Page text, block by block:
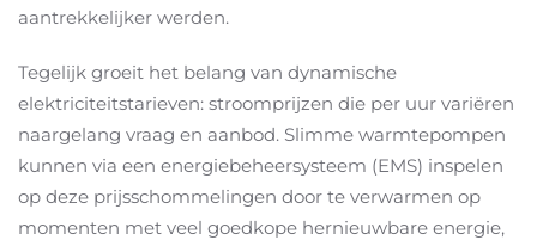
aantrekkelijker werden.
Tegelijk groeit het belang van dynamische
elektriciteitstarieven: stroomprijzen die per uur variëren
naargelang vraag en aanbod. Slimme warmtepompen
kunnen via een energiebeheersysteem (EMS) inspelen
op deze prijsschommelingen door te verwarmen op
momenten met veel goedkope hernieuwbare energie,